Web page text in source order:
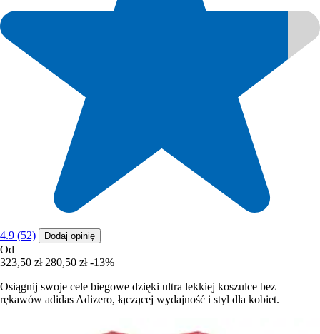
4.9 (52) Dodaj opinię
Od
323,50 zł 280,50 zł -13%
Osiągnij swoje cele biegowe dzięki ultra lekkiej koszulce bez
rękawów adidas Adizero, łączącej wydajność i styl dla kobiet.